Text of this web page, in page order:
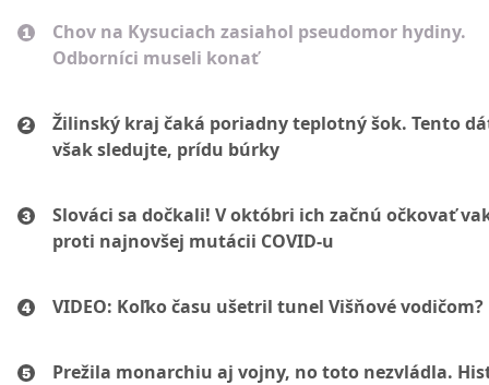
Chov na Kysuciach zasiahol pseudomor hydiny.
Odborníci museli konať
Žilinský kraj čaká poriadny teplotný šok. Tento
však sledujte, prídu búrky
Slováci sa dočkali! V októbri ich začnú očkovať
proti najnovšej mutácii COVID-u
VIDEO: Koľko času ušetril tunel Višňové vodičom?
Prežila monarchiu aj vojny, no toto nezvládla.